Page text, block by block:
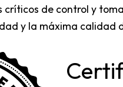
críticos de control y
y la máxima calidad